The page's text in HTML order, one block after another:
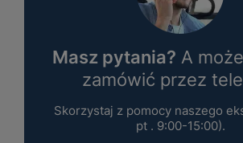
Masz pytania? A
zamówić przez
Skorzystaj z pomocy naszego
pt . 9:00-15:00).